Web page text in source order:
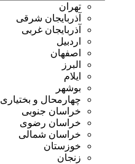
تهران
آذربایجان شرقی
آذربایجان غربی
اردبیل
اصفهان
البرز
ایلام
بوشهر
چهارمحال و بختیاری
خراسان جنوبی
خراسان رضوی
خراسان شمالی
خوزستان
زنجان